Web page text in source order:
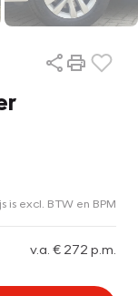
is excl. BTW en BPM
v.a. € 272 p.m.